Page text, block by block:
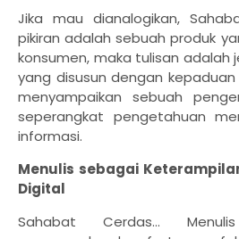
Jika mau dianalogikan,
pikiran adalah sebuah produk
konsumen, maka tulisan adalah
yang disusun dengan
menyampaikan sebuah
seperangkat pengetahuan
informasi.
Menulis sebagai
Digital
Sahabat Cerdas…